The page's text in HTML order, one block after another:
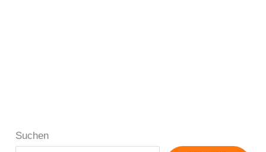
Suchen